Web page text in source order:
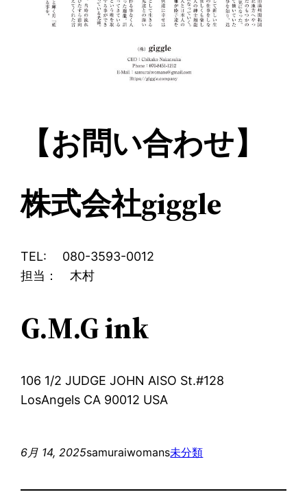
【お問い合わせ】
株式会社giggle
TEL: 080-3593-0012
担当： 木村
G.M.G ink
106 1/2 JUDGE JOHN AISO St.#128
LosAngels CA 90012 USA
6月 14, 2025samuraiwomans未分類